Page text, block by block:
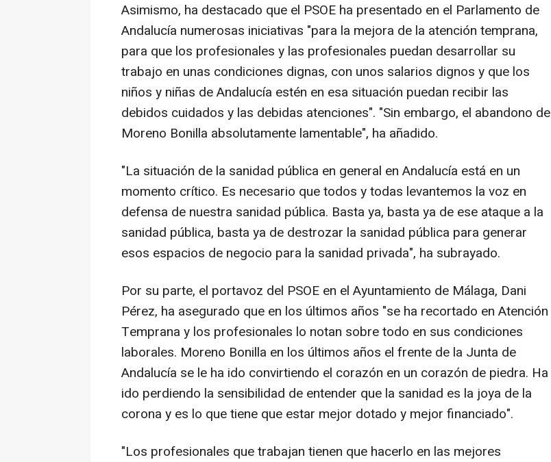
Asimismo, ha destacado que el PSOE ha presentado en el Parlamento de
Andalucía numerosas iniciativas "para la mejora de la atención temprana,
para que los profesionales y las profesionales puedan desarrollar su
trabajo en unas condiciones dignas, con unos salarios dignos y que los
niños y niñas de Andalucía estén en esa situación puedan recibir las
debidos cuidados y las debidas atenciones". "Sin embargo, el abandono de
Moreno Bonilla absolutamente lamentable", ha añadido.
"La situación de la sanidad pública en general en Andalucía está en un
momento crítico. Es necesario que todos y todas levantemos la voz en
defensa de nuestra sanidad pública. Basta ya, basta ya de ese ataque a la
sanidad pública, basta ya de destrozar la sanidad pública para generar
esos espacios de negocio para la sanidad privada", ha subrayado.
Por su parte, el portavoz del PSOE en el Ayuntamiento de Málaga, Dani
Pérez, ha asegurado que en los últimos años "se ha recortado en Atención
Temprana y los profesionales lo notan sobre todo en sus condiciones
laborales. Moreno Bonilla en los últimos años el frente de la Junta de
Andalucía se le ha ido convirtiendo el corazón en un corazón de piedra. Ha
ido perdiendo la sensibilidad de entender que la sanidad es la joya de la
corona y es lo que tiene que estar mejor dotado y mejor financiado".
"Los profesionales que trabajan tienen que hacerlo en las mejores